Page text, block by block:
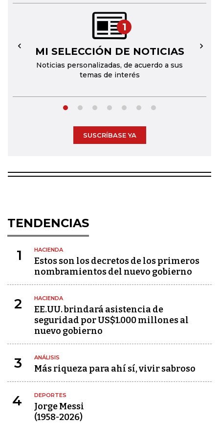
1
MI SELECCIÓN DE NOTICIAS
Noticias personalizadas, de acuerdo a sus
temas de interés
← →
SUSCRÍBASE YA
TENDENCIAS
1 HACIENDA
Estos son los decretos de los primeros
nombramientos del nuevo gobierno
2 HACIENDA
EE.UU. brindará asistencia de
seguridad por US$1.000 millones al
nuevo gobierno
3 ANÁLISIS
Más riqueza para ahí sí, vivir sabroso
4 DEPORTES
Jorge Messi
(1958-2026)